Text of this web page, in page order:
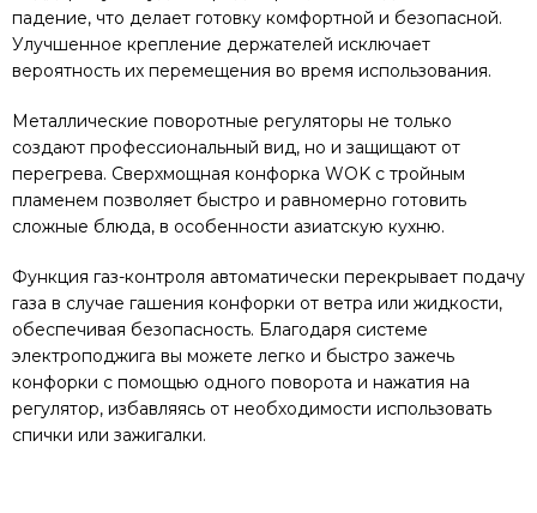
падение, что делает готовку комфортной и безопасной.
Улучшенное крепление держателей исключает
вероятность их перемещения во время использования.
Металлические поворотные регуляторы не только
создают профессиональный вид, но и защищают от
перегрева. Сверхмощная конфорка WOK с тройным
пламенем позволяет быстро и равномерно готовить
сложные блюда, в особенности азиатскую кухню.
Функция газ-контроля автоматически перекрывает подачу
газа в случае гашения конфорки от ветра или жидкости,
обеспечивая безопасность. Благодаря системе
электроподжига вы можете легко и быстро зажечь
конфорки с помощью одного поворота и нажатия на
регулятор, избавляясь от необходимости использовать
спички или зажигалки.